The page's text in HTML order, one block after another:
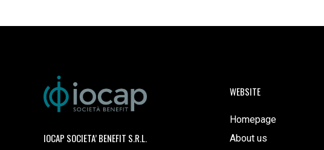
IOCAP SOCIETA’ BENEFIT S.R.L.
WEBSITE
Homepage
About us